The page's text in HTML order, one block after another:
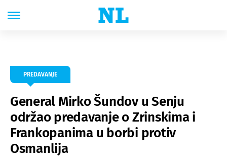
PREDAVANJE
General Mirko Šundov u Senju
održao predavanje o Zrinskima i
Frankopanima u borbi protiv
Osmanlija